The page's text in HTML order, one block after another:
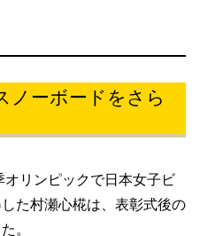
ノーボードをさら
オリンピックで日本女子ビ
た村瀬心椛は、表彰式後の
。